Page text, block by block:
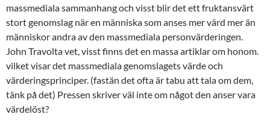
massmediala sammanhang och visst blir det ett fruktansvärt
stort genomslag när en människa som anses mer värd mer än
människor andra av den massmediala personvärderingen.
John Travolta vet, visst finns det en massa artiklar om honom.
vilket visar det massmediala genomslagets värde och
värderingsprinciper. (fastän det ofta är tabu att tala om dem,
tänk på det) Pressen skriver väl inte om något den anser vara
värdelöst?